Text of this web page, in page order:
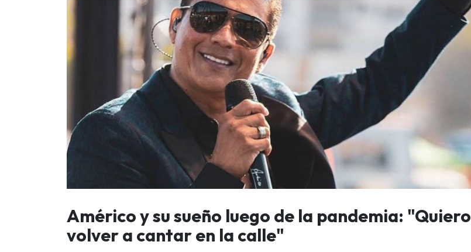
Américo y su sueño luego de la pandemia: "Quiero
volver a cantar en la calle"